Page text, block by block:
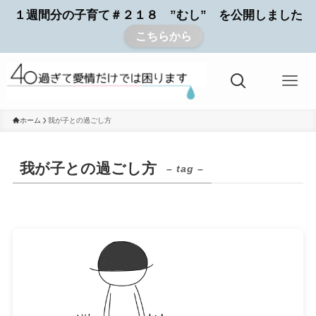
１週間分の子育て＃２１８ ”むし” を公開しました
こちらから
ホーム 我が子との過ごし方
我が子との過ごし方 – tag –